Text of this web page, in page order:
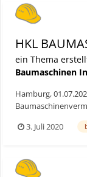
HKL
ein Thema
Baumaschinen
Hamburg,
feiert heute ein
das3. Juli 2020